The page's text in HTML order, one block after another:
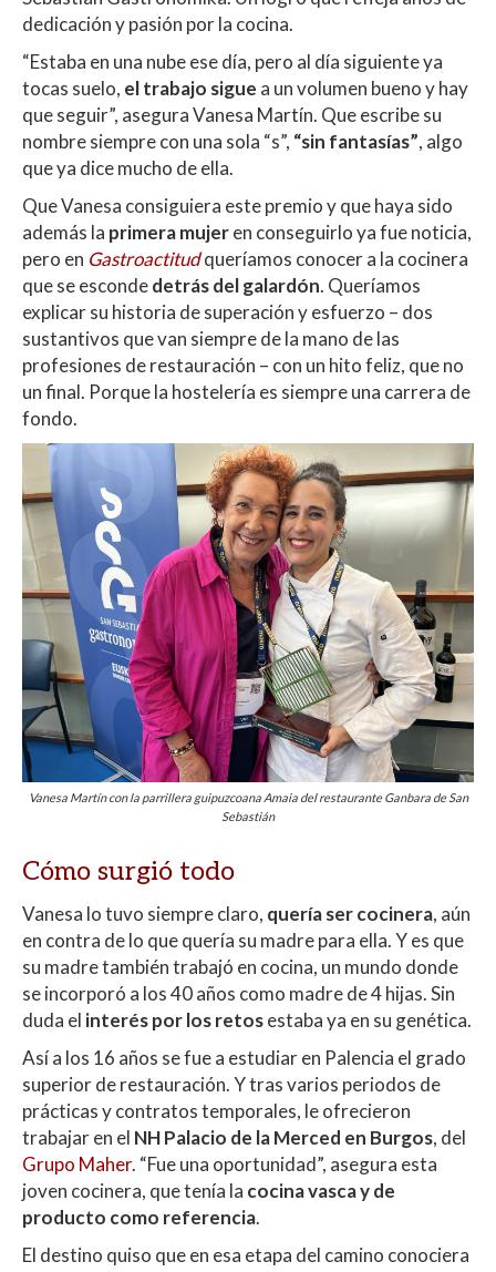
dedicación y pasión por la cocina.
“Estaba en una nube ese día, pero al día siguiente ya
tocas suelo, el trabajo sigue a un volumen bueno y hay
que seguir”, asegura Vanesa Martín. Que escribe su
nombre siempre con una sola “s”, “sin fantasías”, algo
que ya dice mucho de ella.
Que Vanesa consiguiera este premio y que haya sido
además la primera mujeren conseguirlo ya fue noticia,
pero en Gastroactitudqueríamos conocer a la cocinera
que se escondedetrás del galardón. Queríamos
explicar su historia de superación y esfuerzo – dos
sustantivos que van siempre de la mano de las
profesiones de restauración – con un hito feliz, que no
un final. Porque la hostelería es siempre una carrera de
fondo.
Vanesa Martín con la parrillera guipuzcoana Amaia del restaurante Ganbara de San
Sebastián
Cómo surgió todo
Vanesa lo tuvo siempre claro, quería ser cocinera, aún
en contra de lo que quería su madre para ella. Y es que
su madre también trabajó en cocina, un mundo donde
se incorporó a los 40 años como madre de 4 hijas. Sin
duda el interés por los retosestaba ya en su genética.
Así a los 16 años se fue a estudiar en Palencia el grado
superior de restauración. Y tras varios periodos de
prácticas y contratos temporales, le ofrecieron
trabajar en el NH Palacio de la Merced en Burgos, del
Grupo Maher. “Fue una oportunidad”, asegura esta
joven cocinera, que tenía la cocina vasca y de
producto como referencia.
El destino quiso que en esa etapa del camino conociera